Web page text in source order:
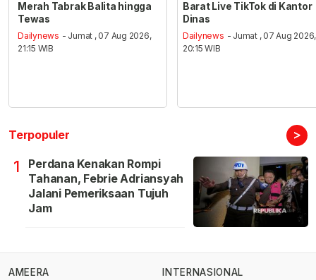
Merah Tabrak Balita hingga
Tewas
Dailynews - Jumat , 07 Aug 2026,
21:15 WIB
Barat Live TikTok di Kantor
Dinas
Dailynews - Jumat , 07 Aug 2026,
20:15 WIB
Terpopuler >
1
Perdana Kenakan Rompi
Tahanan, Febrie Adriansyah
Jalani Pemeriksaan Tujuh
Jam
AMEERA
INTERNASIONAL